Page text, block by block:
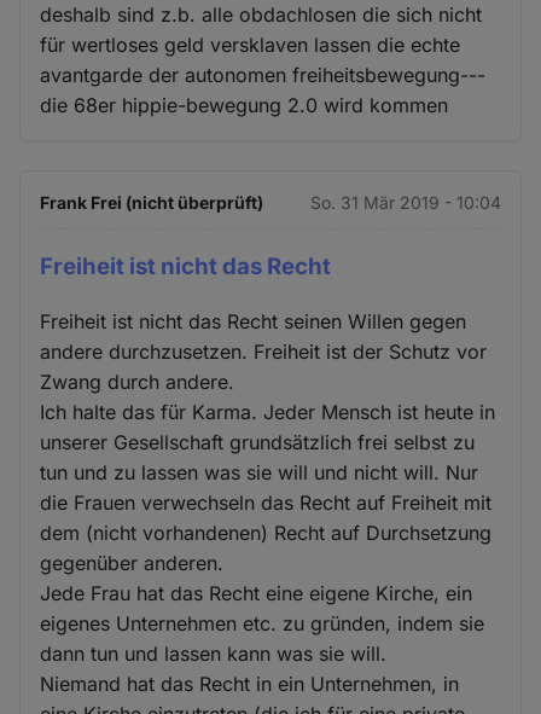
deshalb sind z.b. alle obdachlosen die sich nicht
für wertloses geld versklaven lassen die echte
avantgarde der autonomen freiheitsbewegung---
die 68er hippie-bewegung 2.0 wird kommen
Frank Frei (nicht überprüft) So. 31 Mär 2019 - 10:04
Freiheit ist nicht das Recht
Freiheit ist nicht das Recht seinen Willen gegen
andere durchzusetzen. Freiheit ist der Schutz vor
Zwang durch andere.
Ich halte das für Karma. Jeder Mensch ist heute in
unserer Gesellschaft grundsätzlich frei selbst zu
tun und zu lassen was sie will und nicht will. Nur
die Frauen verwechseln das Recht auf Freiheit mit
dem (nicht vorhandenen) Recht auf Durchsetzung
gegenüber anderen.
Jede Frau hat das Recht eine eigene Kirche, ein
eigenes Unternehmen etc. zu gründen, indem sie
dann tun und lassen kann was sie will.
Niemand hat das Recht in ein Unternehmen, in